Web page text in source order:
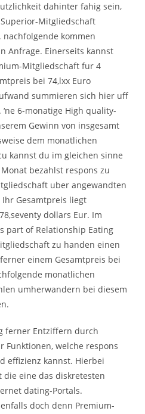
dahinter fahig sein,
Mitgliedschaft
kommen
Anfrage. Einerseits kannst
Mitgliedschaft fur 4
bei 74,lxx Euro
summieren sich hier uff
6-monatige High quality-
Gewinn von insgesamt
dem monatlichen
kannst du im gleichen sinne
bezahlst respons zu
uber angewandten
Ihr Gesamtpreis liegt
dollars Eur. Im
part of Relationship Eating
zu handen einen
einem Gesamtpreis bei
monatlichen
umherwandern bei diesem
ferner Entziffern durch
welche respons
effizienz kannst. Hierbei
eine das diskretesten
dating-Portals.
doch denn Premium-